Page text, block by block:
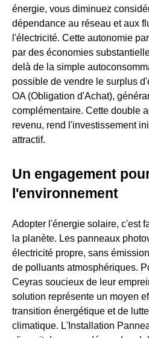
énergie, vous diminuez
dépendance au réseau et aux
l'électricité. Cette autonomie
par des économies
delà de la simple
possible de vendre le surplus
OA (Obligation d'Achat),
complémentaire. Cette double
revenu, rend l'investissement
attractif.
Un engagement
l'environnement
Adopter l'énergie solaire, c'est
la planète. Les panneaux
électricité propre, sans
de polluants atmosphériques.
Ceyras soucieux de leur
solution représente un moyen
transition énergétique et de
climatique. L'Installation